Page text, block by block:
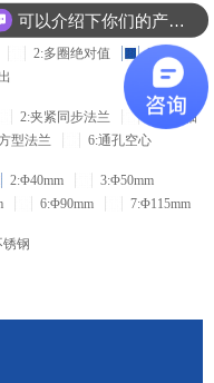
2:多圈绝对值
3:增量
2:夹紧同步法兰
3:盲孔轴
型法兰 6:通孔空心
2:Φ40mm
3:Φ50mm
6:Φ90mm 7:Φ115mm
锈钢
可以介绍下你们的产品么？